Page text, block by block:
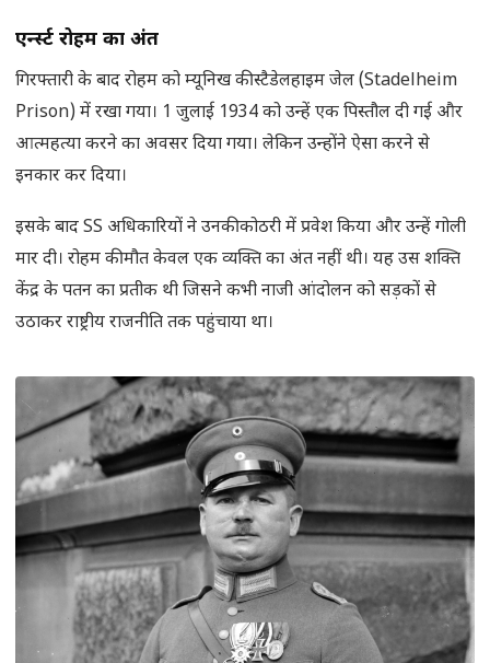
एर्न्स्ट रोहम का अंत
गिरफ्तारी के बाद रोहम को म्यूनिख की स्टैडेलहाइम जेल (Stadelheim
Prison) में रखा गया। 1 जुलाई 1934 को उन्हें एक पिस्तौल दी गई और
आत्महत्या करने का अवसर दिया गया। लेकिन उन्होंने ऐसा करने से
इनकार कर दिया।
इसके बाद SS अधिकारियों ने उनकी कोठरी में प्रवेश किया और उन्हें गोली
मार दी। रोहम की मौत केवल एक व्यक्ति का अंत नहीं थी। यह उस शक्ति
केंद्र के पतन का प्रतीक थी जिसने कभी नाजी आंदोलन को सड़कों से
उठाकर राष्ट्रीय राजनीति तक पहुंचाया था।